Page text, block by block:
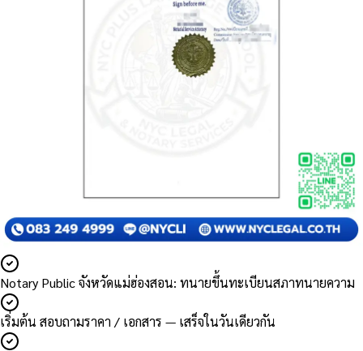
Notary Public จังหวัดแม่ฮ่องสอน: ทนายขึ้นทะเบียนสภาทนายความ
เริ่มต้น สอบถามราคา / เอกสาร — เสร็จในวันเดียวกัน